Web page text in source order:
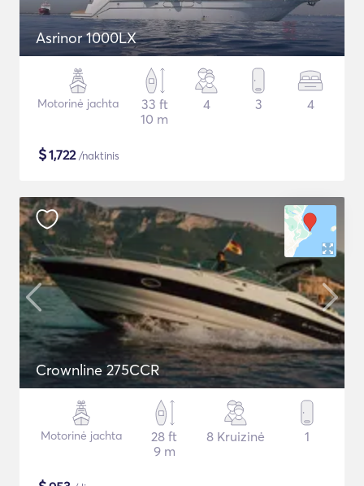
Asrinor 1000LX
Motorinė jachta
33 ft
10 m
4 3 4
$1,722/naktinis
Crownline 275CCR
Motorinė jachta
28 ft
9 m
8 Kruizinė 1